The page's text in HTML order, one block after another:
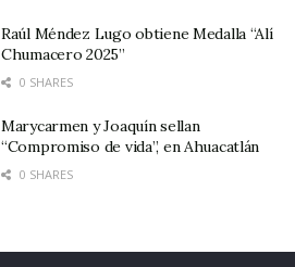
Raúl Méndez Lugo obtiene Medalla “Alí
Chumacero 2025”
0 SHARES
Marycarmen y Joaquín sellan
“Compromiso de vida”, en Ahuacatlán
0 SHARES